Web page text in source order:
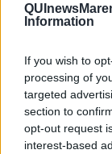
Information
If you wish to
processing of
targeted
section to
opt-out request
interest-based
La tempesta e
Umani
Parole
Amarezza
Colpa & merito
Vento
​LA PANCHINA
Ospedali del cuore